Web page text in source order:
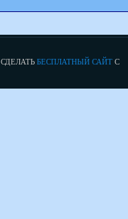
СДЕЛАТЬ БЕСПЛАТНЫЙ САЙТ С